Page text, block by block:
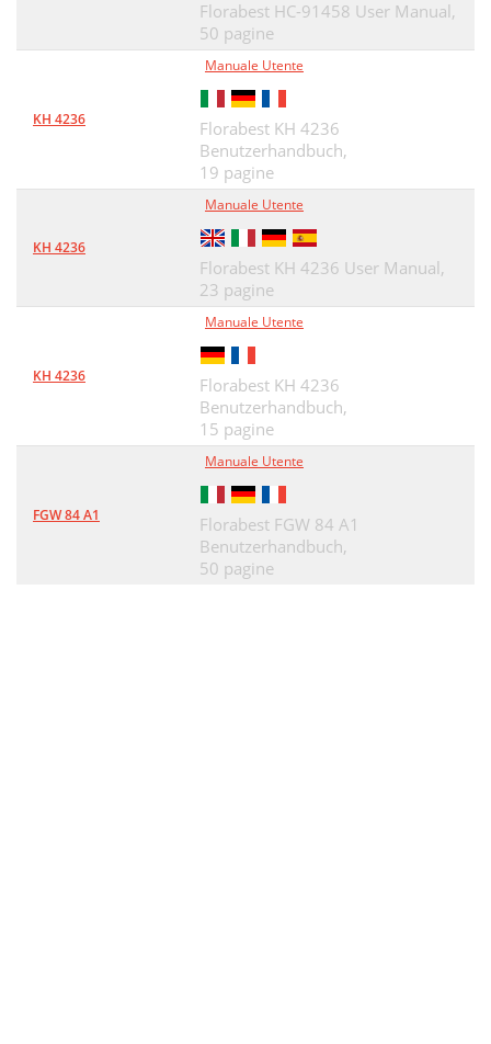
Florabest HC-91458 User Manual,
50 pagine
KH 4236
Manuale Utente
Florabest KH 4236
Benutzerhandbuch,
19 pagine
KH 4236
Manuale Utente
Florabest KH 4236 User Manual,
23 pagine
KH 4236
Manuale Utente
Florabest KH 4236
Benutzerhandbuch,
15 pagine
FGW 84 A1
Manuale Utente
Florabest FGW 84 A1
Benutzerhandbuch,
50 pagine